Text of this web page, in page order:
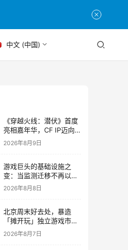
中文 (中国)
《穿越火线：潜伏》首度
亮相嘉年华，CF IP迈向
3A叙事新高度
2026年8月9日
游戏巨头的基础设施之
变：当监测迁移不再以中
断为代价
2026年8月8日
北京周末好去处，暴造
「摊开玩」独立游戏市集
正式开票！
2026年8月7日